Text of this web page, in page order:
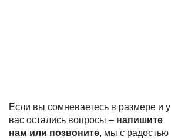
Если вы сомневаетесь в размере и у
вас остались вопросы – напишите
нам или позвоните, мы с радостью